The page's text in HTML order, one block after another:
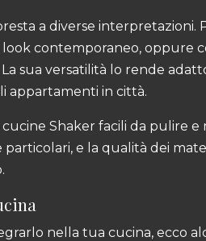
a diverse interpretazioni.
contemporaneo, oppure
sua versatilità lo rende
appartamenti in città.
Shaker facili da pulire e
e la qualità dei
nella tua cucina, ecco